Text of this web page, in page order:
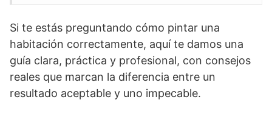
Si te estás preguntando cómo pintar una
habitación correctamente, aquí te damos una
guía clara, práctica y profesional, con consejos
reales que marcan la diferencia entre un
resultado aceptable y uno impecable.